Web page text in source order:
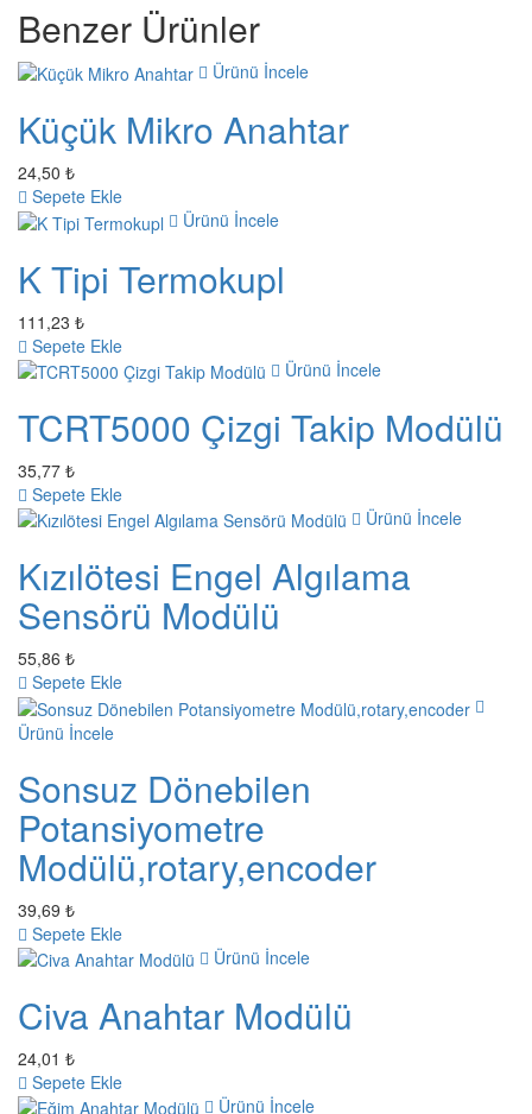
Benzer Ürünler
Ürünü İncele
Küçük Mikro Anahtar
24,50 ₺
Sepete Ekle
Ürünü İncele
K Tipi Termokupl
111,23 ₺
Sepete Ekle
Ürünü İncele
TCRT5000 Çizgi Takip Modülü
35,77 ₺
Sepete Ekle
Ürünü İncele
Kızılötesi Engel Algılama
Sensörü Modülü
55,86 ₺
Sepete Ekle
Ürünü İncele
Sonsuz Dönebilen
Potansiyometre
Modülü,rotary,encoder
39,69 ₺
Sepete Ekle
Ürünü İncele
Civa Anahtar Modülü
24,01 ₺
Sepete Ekle
Ürünü İncele